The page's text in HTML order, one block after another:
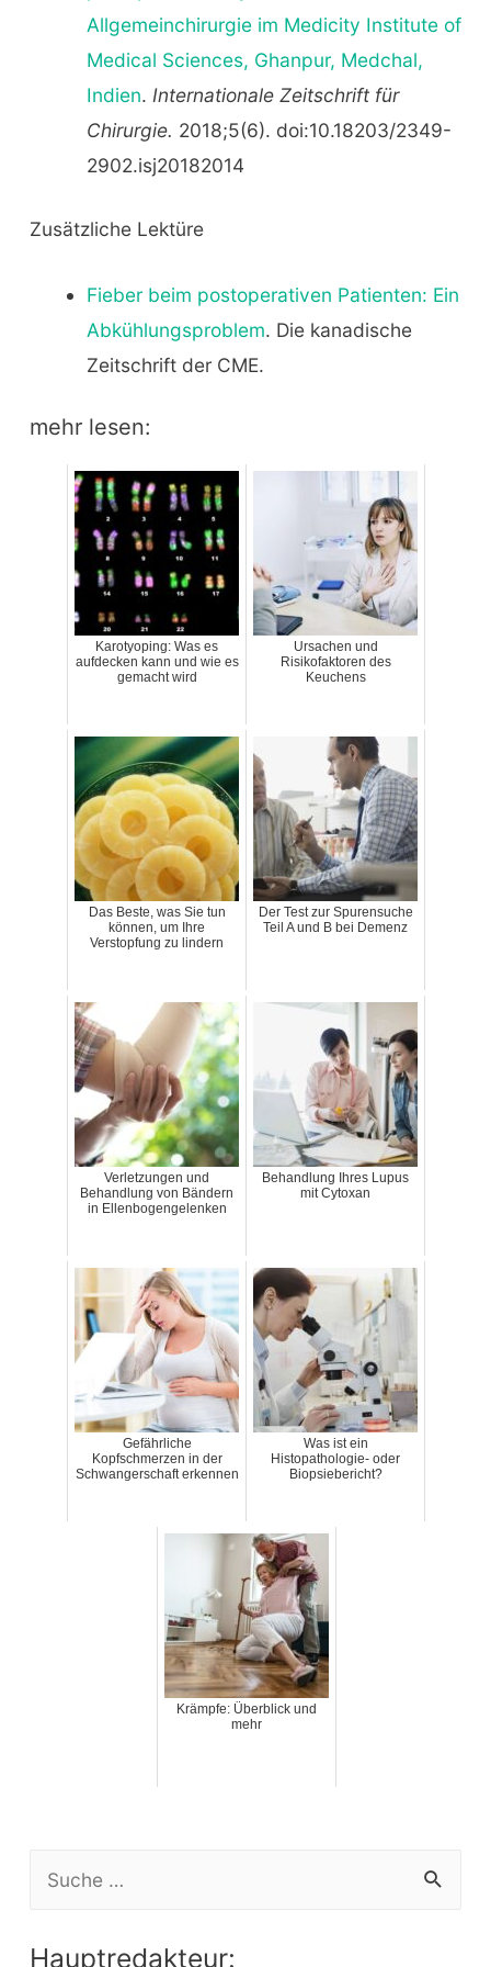
Allgemeinchirurgie im Medicity Institute of
Medical Sciences, Ghanpur, Medchal,
Indien. Internationale Zeitschrift für
Chirurgie. 2018;5(6). doi:10.18203/2349-
2902.isj20182014
Zusätzliche Lektüre
Fieber beim postoperativen Patienten: Ein
Abkühlungsproblem. Die kanadische
Zeitschrift der CME.
mehr lesen:
Karotyoping: Was es
aufdecken kann und wie es
gemacht wird
Ursachen und
Risikofaktoren des
Keuchens
Das Beste, was Sie tun
können, um Ihre
Verstopfung zu lindern
Der Test zur Spurensuche
Teil A und B bei Demenz
Verletzungen und
Behandlung von Bändern
in Ellenbogengelenken
Behandlung Ihres Lupus
mit Cytoxan
Gefährliche
Kopfschmerzen in der
Schwangerschaft erkennen
Was ist ein
Histopathologie- oder
Biopsiebericht?
Krämpfe: Überblick und
mehr
Hauptredakteur: